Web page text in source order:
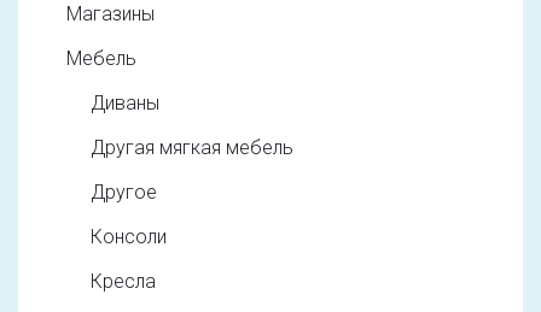
Магазины
Мебель
Диваны
Другая мягкая мебель
Другое
Консоли
Кресла